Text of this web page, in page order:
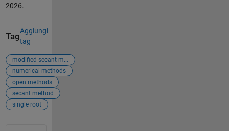
2026.
Tag
Aggiungi
tag
modified secant m...
numerical methods
open methods
secant method
single root